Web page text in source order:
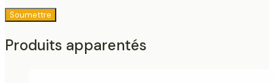
Produits apparentés